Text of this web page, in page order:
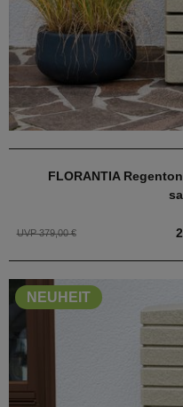
FLORANTIA
UVP 379,00 €
NEUHEIT